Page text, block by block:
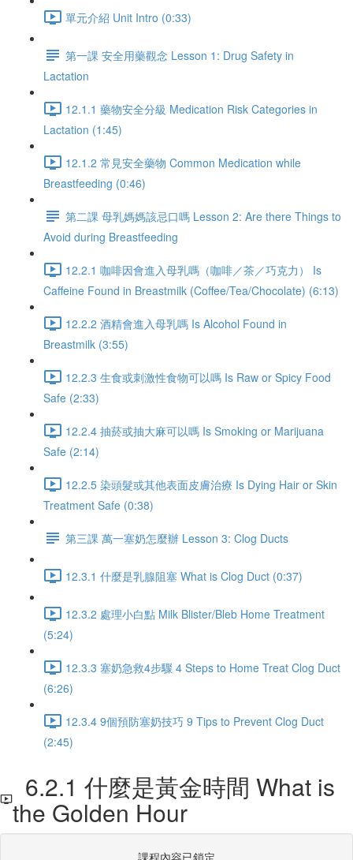
單元介紹 Unit Intro (0:33)
第一課 安全用藥觀念 Lesson 1: Drug Safety in
Lactation
12.1.1 藥物安全分級 Medication Risk Categories in
Lactation (1:45)
12.1.2 常見安全藥物 Common Medication while
Breastfeeding (0:46)
第二課 母乳媽媽該忌口嗎 Lesson 2: Are there Things to
Avoid during Breastfeeding
12.2.1 咖啡因會進入母乳嗎（咖啡／茶／巧克力） Is
Caffeine Found in Breastmilk (Coffee/Tea/Chocolate) (6:13)
12.2.2 酒精會進入母乳嗎 Is Alcohol Found in
Breastmilk (3:55)
12.2.3 生食或刺激性食物可以嗎 Is Raw or Spicy Food
Safe (2:33)
12.2.4 抽菸或抽大麻可以嗎 Is Smoking or Marijuana
Safe (2:14)
12.2.5 染頭髮或其他表面皮膚治療 Is Dying Hair or Skin
Treatment Safe (0:38)
第三課 萬一塞奶怎麼辦 Lesson 3: Clog Ducts
12.3.1 什麼是乳腺阻塞 What is Clog Duct (0:37)
12.3.2 處理小白點 Milk Blister/Bleb Home Treatment
(5:24)
12.3.3 塞奶急救4步驟 4 Steps to Home Treat Clog Duct
(6:26)
12.3.4 9個預防塞奶技巧 9 Tips to Prevent Clog Duct
(2:45)
6.2.1 什麼是黃金時間 What is
the Golden Hour
課程內容已鎖定